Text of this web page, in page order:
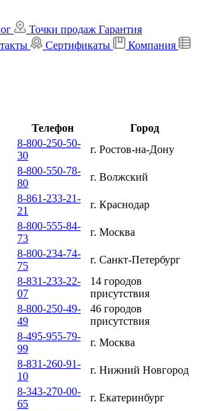
Точки продаж Гарантия
Сертификаты
Компания
Телефон
Город
8-800-250-50-
30
г. Ростов-на-Дону
8-800-550-78-
80
г. Волжский
8-861-233-21-
21
г. Краснодар
8-800-555-84-
73
г. Москва
8-800-234-74-
75
г. Санкт-Петербург
8-831-233-22-
07
14 городов
присутствия
8-800-250-49-
49
46 городов
присутствия
8-495-955-79-
99
г. Москва
8-831-260-91-
10
г. Нижний Новгород
8-343-270-00-
65
г. Екатеринбург